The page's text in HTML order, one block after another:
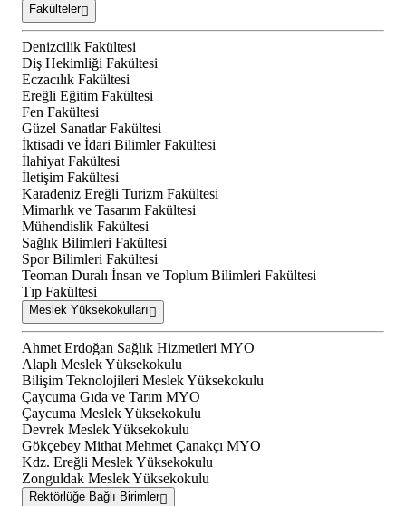
Fakülteler
Denizcilik Fakültesi
Diş Hekimliği Fakültesi
Eczacılık Fakültesi
Ereğli Eğitim Fakültesi
Fen Fakültesi
Güzel Sanatlar Fakültesi
İktisadi ve İdari Bilimler Fakültesi
İlahiyat Fakültesi
İletişim Fakültesi
Karadeniz Ereğli Turizm Fakültesi
Mimarlık ve Tasarım Fakültesi
Mühendislik Fakültesi
Sağlık Bilimleri Fakültesi
Spor Bilimleri Fakültesi
Teoman Duralı İnsan ve Toplum Bilimleri Fakültesi
Tıp Fakültesi
Meslek Yüksekokulları
Ahmet Erdoğan Sağlık Hizmetleri MYO
Alaplı Meslek Yüksekokulu
Bilişim Teknolojileri Meslek Yüksekokulu
Çaycuma Gıda ve Tarım MYO
Çaycuma Meslek Yüksekokulu
Devrek Meslek Yüksekokulu
Gökçebey Mithat Mehmet Çanakçı MYO
Kdz. Ereğli Meslek Yüksekokulu
Zonguldak Meslek Yüksekokulu
Rektörlüğe Bağlı Birimler